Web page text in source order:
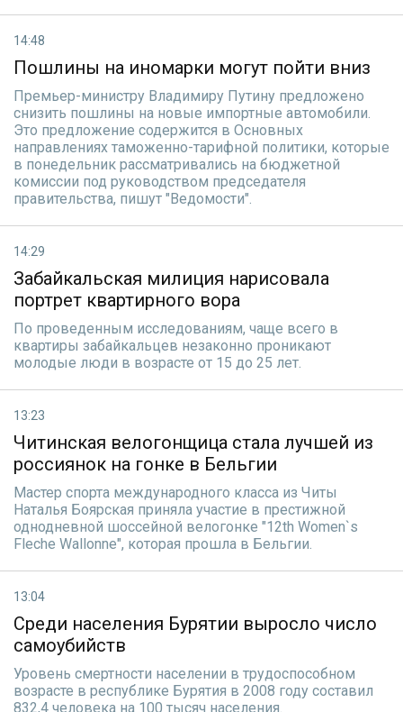
14:48
Пошлины на иномарки могут пойти вниз
Премьер-министру Владимиру Путину предложено
снизить пошлины на новые импортные автомобили.
Это предложение содержится в Основных
направлениях таможенно-тарифной политики, которые
в понедельник рассматривались на бюджетной
комиссии под руководством председателя
правительства, пишут "Ведомости".
14:29
Забайкальская милиция нарисовала
портрет квартирного вора
По проведенным исследованиям, чаще всего в
квартиры забайкальцев незаконно проникают
молодые люди в возрасте от 15 до 25 лет.
13:23
Читинская велогонщица стала лучшей из
россиянок на гонке в Бельгии
Мастер спорта международного класса из Читы
Наталья Боярская приняла участие в престижной
однодневной шоссейной велогонке "12th Women`s
Fleche Wallonne", которая прошла в Бельгии.
13:04
Среди населения Бурятии выросло число
самоубийств
Уровень смертности населении в трудоспособном
возрасте в республике Бурятия в 2008 году составил
832,4 человека на 100 тысяч населения.